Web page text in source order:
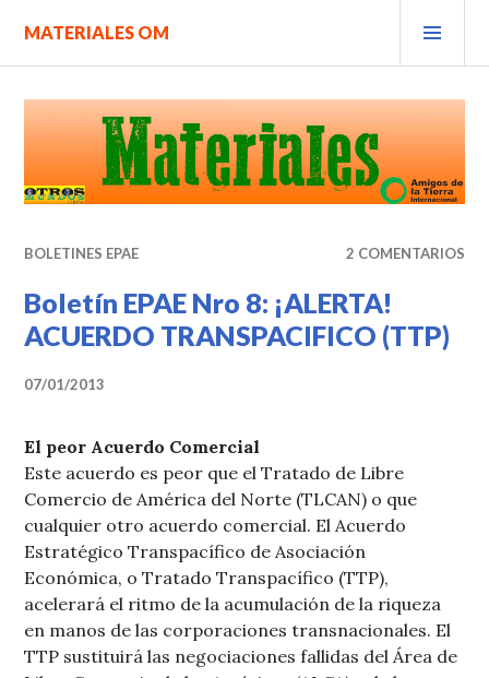
contenido.
MATERIALES OM
BOLETINES EPAE 2 COMENTARIOS
Boletín EPAE Nro 8: ¡ALERTA!
ACUERDO TRANSPACIFICO (TTP)
07/01/2013
El peor Acuerdo Comercial
Este acuerdo es peor que el Tratado de Libre
Comercio de América del Norte (TLCAN) o que
cualquier otro acuerdo comercial. El Acuerdo
Estratégico Transpacífico de Asociación
Económica, o Tratado Transpacífico (TTP),
acelerará el ritmo de la acumulación de la riqueza
en manos de las corporaciones transnacionales. El
TTP sustituirá las negociaciones fallidas del Área de